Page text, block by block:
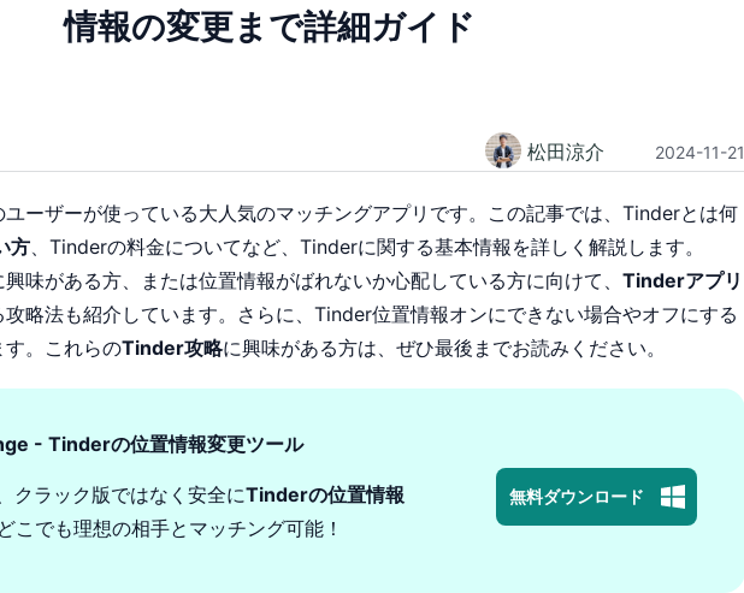
情報の変更まで詳細ガイド
松田涼介 2024-11-21
ーザーが使っている大人気のマッチングアプリです。この記事では、Tinderとは何
方 、Tinderの料金についてなど、Tinderに関する基本情報を詳しく解説します。
味がある方、または位置情報がばれないか心配している方に向けて、 Tinderアプリ
攻略法も紹介しています。さらに、Tinder位置情報オンにできない場合やオフにする
。これらのTinder攻略に興味がある方は、ぜひ最後までお読みください。
- Tinderの位置情報変更ツール
クラック版ではなく安全にTinderの位置情報
こでも理想の相手とマッチング可能！
無料ダウンロード